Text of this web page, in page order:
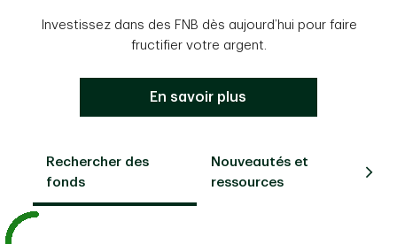
Investissez dans des FNB dès aujourd’hui pour faire
fructifier votre argent.
En savoir plus
Rechercher des
fonds
Nouveautés et
ressources